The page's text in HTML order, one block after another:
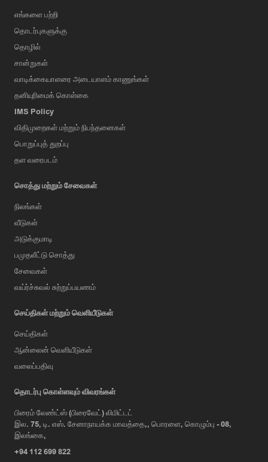
எங்களை பற்றி
தொடர்புகளுக்கு
தொழில்
சான்றுகள்
வாடிக்கையாளரை அடையாளம் காணுங்கள்
தனியுரிமைக் கொள்கை
IMS Policy
விதிமுறைகள் மற்றும் நிபந்தனைகள்
பொறுப்புத் துறப்பு
தள வரைபடம்
சொத்து மற்றும் சேவைகள்
நிலங்கள்
வீடுகள்
அடுக்குமாடி
பமுதலீட்டு சொத்து
சேவைகள்
வய்ர்ச்சுவல் சுற்றுப்பயணம்
செய்திகள் மற்றும் வெளியீடுகள்
செய்திகள்
ஆன்லைன் வெளியீடுகள்
வலைப்பதிவு
தொடர்பு கொள்ளவும் விவரங்கள்
பிரைம் லேண்ட்ஸ் (பிரைவேட்) லிமிட்டட்
இல. 75, டி. எஸ். சேனாநாயக்க மாவத்தை,, பொரளை, கொழும்பு - 08,
இலங்கை,
+94 112 699 822